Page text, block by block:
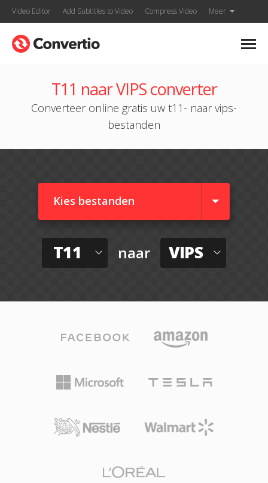
Video Editor Add Subtitles to Video Compress Video Meer
T11 naar VIPS converter
Converteer online gratis uw t11- naar vips-
bestanden
Kies bestanden
T11 naar VIPS